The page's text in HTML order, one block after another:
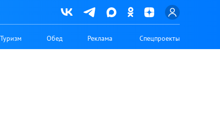
Туризм Обед Реклама Спецпроекты